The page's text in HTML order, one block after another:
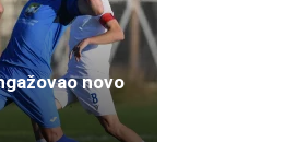
novo